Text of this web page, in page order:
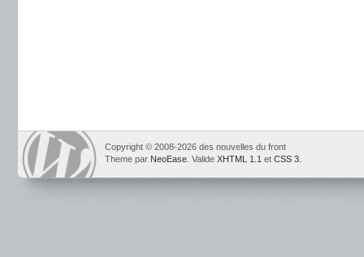
Copyright © 2008-2026 des nouvelles du front
Theme par NeoEase . Valide XHTML 1.1 et CSS 3